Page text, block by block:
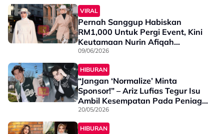
VIRAL
Pernah Sanggup Habiskan
RM1,000 Untuk Pergi Event, Kini
Keutamaan Nurin Afiqah
Berubah - “Tak Ada La Konten
Saya Nak…”
09/06/2026
HIBURAN
“Jangan ‘Normalize’ Minta
Sponsor!” – Ariz Lufias Tegur Isu
Ambil Kesempatan Pada Peniaga
Kecil
20/05/2026
HIBURAN